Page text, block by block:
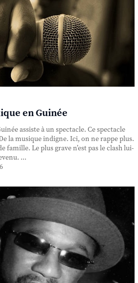
en Guinée
assiste à un spectacle. Ce spectacle
la musique indigne. Ici, on ne rappe plus.
famille. Le plus grave n’est pas le clash lui-
...